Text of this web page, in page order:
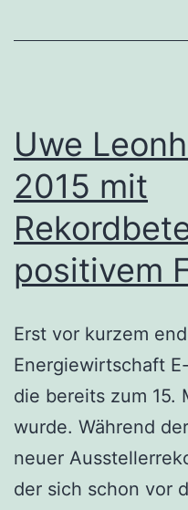
Uwe
2015 mit
positivem
Erst vor kurzem
Energiewirtschaft
die bereits zum 15.
wurde. Während
neuer
der sich schon vor